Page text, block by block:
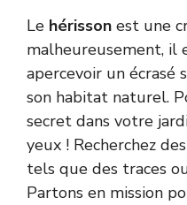
Le hérisson est une
malheureusement, il
apercevoir un
son habitat naturel.
secret dans votre
yeux ! Recherchez
tels que des traces
Partons en mission